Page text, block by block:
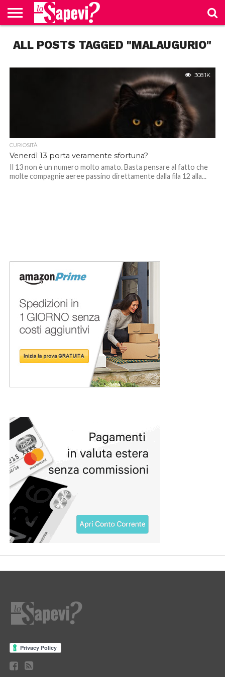
BENESSERE
GOSSIP
PRODOTTI
AMAZON
NEWS
CASA E
CUCINA
ALL POSTS TAGGED "MALAUGURIO"
308.1K
CURIOSITÀ
Venerdì 13 porta veramente sfortuna?
Il 13 non è un numero molto amato. Basta pensare al fatto che
molte compagnie aeree passino direttamente dalla fila 12 alla...